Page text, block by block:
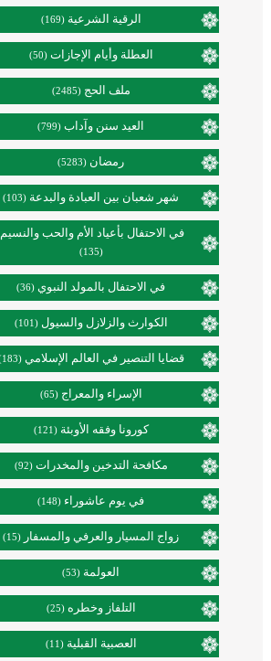
الرقية الشرعية (169)
العطلة وأيام الإجازات (50)
ملف الحج (2485)
العيد سنن وآداب (799)
رمضان (5283)
شهر شعبان بين العبادة والبدعة (103)
في الاحتفال بأعياد الأم والحب والنسيم
(135)
في الاحتفال بالمولد النبوي (36)
الكوارث والزلازل والسيول (101)
قضايا التنصير في العالم الإسلامي (183)
الإسراء والمعراج (65)
كورونا وفقه الأوبئة (121)
مكافحة التدخين والمخدرات (92)
في يوم عاشوراء (148)
زواج المسيار والعرفي والمسفار (15)
العولمة (53)
التلفاز وخطره (25)
العصبية القبلية (11)